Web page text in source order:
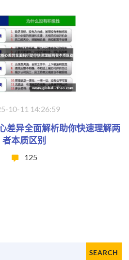
10-11 14:26:59
差异全面解析助你快速理解两
者本质区别
125
SEARCH